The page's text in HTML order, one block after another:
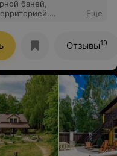
баней,
еще
Еще
Отзывы19